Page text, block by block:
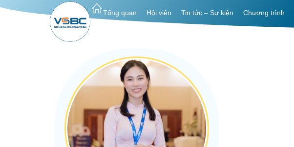
Tổng quan Hội viên Tin tức – Sự kiện Chương trình